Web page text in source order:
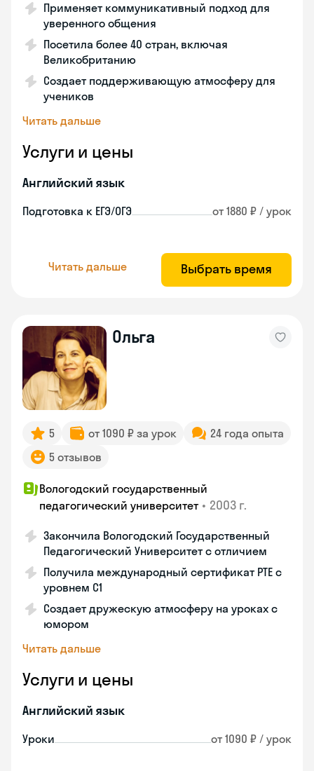
Применяет коммуникативный подход для
уверенного общения
Посетила более 40 стран, включая
Великобританию
Создает поддерживающую атмосферу для
учеников
Читать дальше
Услуги и цены
Английский язык
Подготовка к ЕГЭ/ОГЭ от 1880 ₽ / урок
Читать дальше Выбрать время
Ольга
5 от 1090 ₽ за урок
24 года опыта
5 отзывов
Вологодский государственный
педагогический университет • 2003 г.
Закончила Вологодский Государственный
Педагогический Университет с отличием
Получила международный сертификат PTE с
уровнем C1
Создает дружескую атмосферу на уроках с
юмором
Читать дальше
Услуги и цены
Английский язык
Уроки от 1090 ₽ / урок